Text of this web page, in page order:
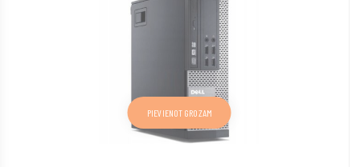
PIEVIENOT GROZAM